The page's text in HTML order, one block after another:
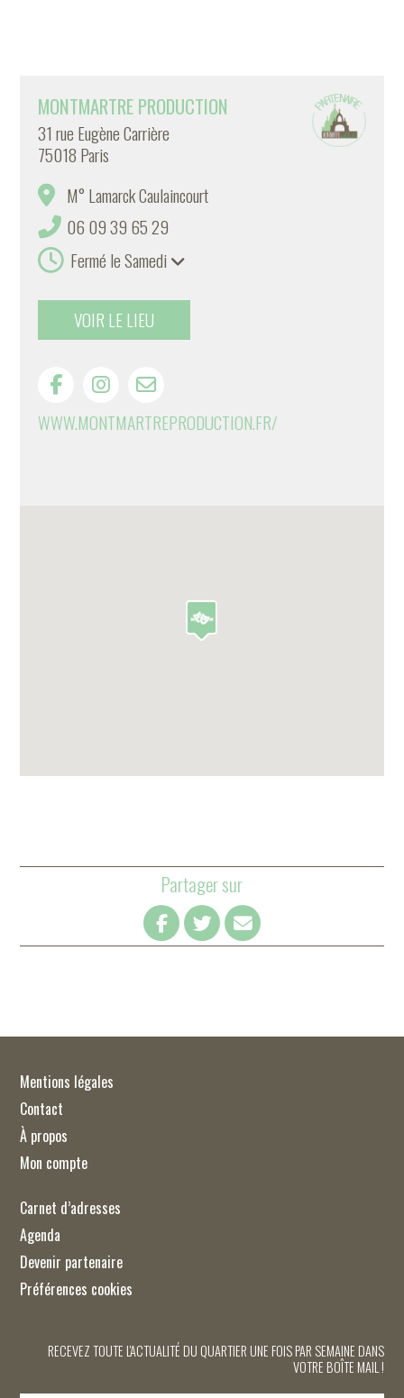
MONTMARTRE PRODUCTION
31 rue Eugène Carrière
75018 Paris
M° Lamarck Caulaincourt
06 09 39 65 29
Fermé le Samedi
VOIR LE LIEU
WWW.MONTMARTREPRODUCTION.FR/
Partager sur
Mentions légales
Contact
À propos
Mon compte
Carnet d’adresses
Agenda
Devenir partenaire
Préférences cookies
RECEVEZ TOUTE L'ACTUALITÉ DU QUARTIER UNE FOIS PAR SEMAINE DANS
VOTRE BOÎTE MAIL !